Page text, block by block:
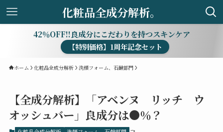
化粧品全成分解析。
42％OFF!!良成分にこだわりを持つスキンケア
【特別価格】1周年記念セット
ホーム 化粧品全成分解析 洗顔フォーム、石鹸部門
【全成分解析】「アベンヌ リッチ ウ
オッシュバー」良成分は●％？